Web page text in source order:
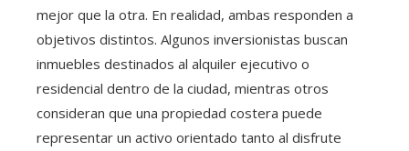
mejor que la otra. En realidad, ambas responden a
objetivos distintos. Algunos inversionistas buscan
inmuebles destinados al alquiler ejecutivo o
residencial dentro de la ciudad, mientras otros
consideran que una propiedad costera puede
representar un activo orientado tanto al disfrute